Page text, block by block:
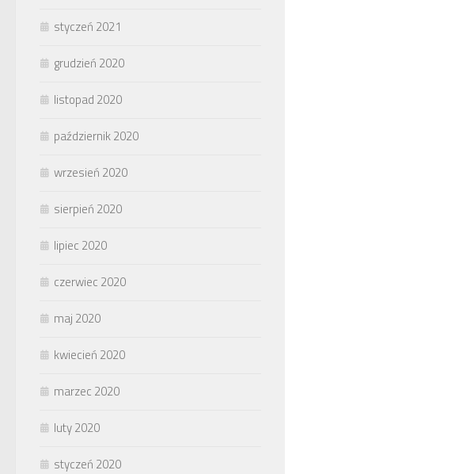
styczeń 2021
grudzień 2020
listopad 2020
październik 2020
wrzesień 2020
sierpień 2020
lipiec 2020
czerwiec 2020
maj 2020
kwiecień 2020
marzec 2020
luty 2020
styczeń 2020